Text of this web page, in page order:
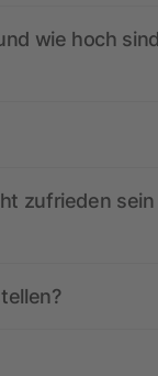
wie hoch
zufrieden sein